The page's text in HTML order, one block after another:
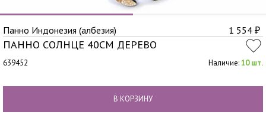
Панно Индонезия (албезия) 1 554 ₽
ПАННО СОЛНЦЕ 40СМ ДЕРЕВО
639452 Наличие:10 шт.
В КОРЗИНУ